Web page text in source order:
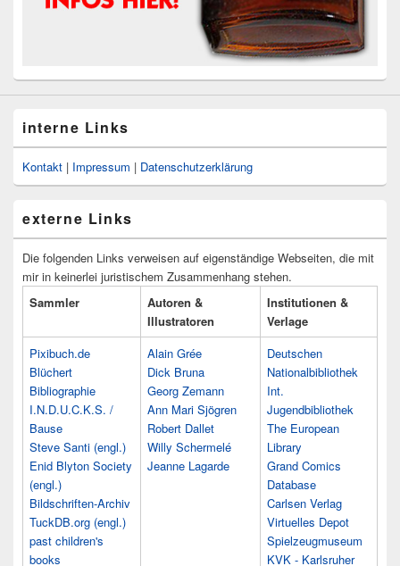
interne Links
Kontakt | Impressum | Datenschutzerklärung
externe Links
Die folgenden Links verweisen auf eigenständige Webseiten, die mit
mir in keinerlei juristischem Zusammenhang stehen.
Sammler
Autoren &
Illustratoren
Institutionen &
Verlage
Pixibuch.de
Blüchert
Bibliographie
I.N.D.U.C.K.S. /
Bause
Steve Santi (engl.)
Enid Blyton Society
(engl.)
Bildschriften-Archiv
TuckDB.org (engl.)
past children's
books
Alain Grée
Dick Bruna
Georg Zemann
Ann Mari Sjögren
Robert Dallet
Willy Schermelé
Jeanne Lagarde
Deutschen
Nationalbibliothek
Int.
Jugendbibliothek
The European
Library
Grand Comics
Database
Carlsen Verlag
Virtuelles Depot
Spielzeugmuseum
KVK - Karlsruher